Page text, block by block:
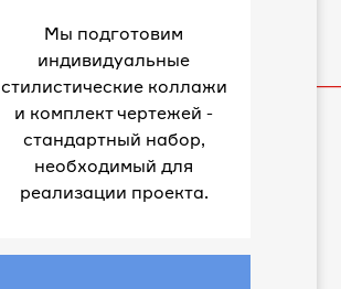
Мы подготовим
индивидуальные
стилистические коллажи
и комплект чертежей -
стандартный набор,
необходимый для
реализации проекта.